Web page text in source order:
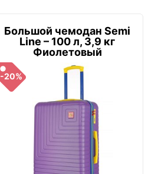
Большой чемодан Semi
Line – 100 л, 3,9 кг
Фиолетовый
-20%